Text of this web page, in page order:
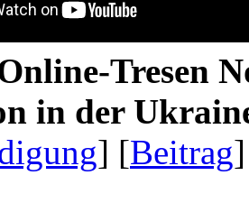
Tresen
in der
] [Beitrag